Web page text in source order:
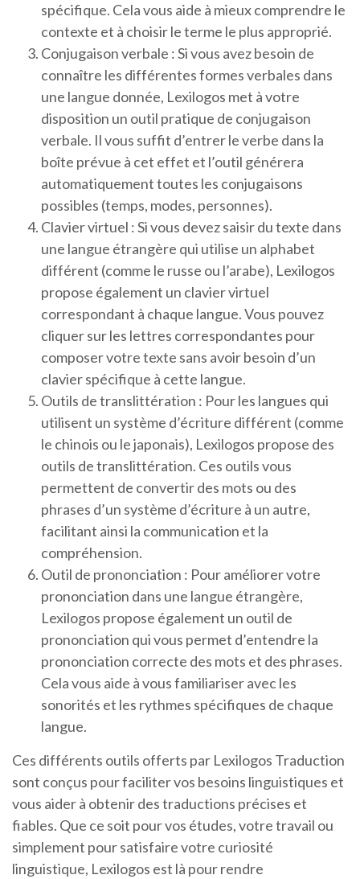
spécifique. Cela vous aide à mieux comprendre le
contexte et à choisir le terme le plus approprié.
Conjugaison verbale : Si vous avez besoin de
connaître les différentes formes verbales dans
une langue donnée, Lexilogos met à votre
disposition un outil pratique de conjugaison
verbale. Il vous suffit d’entrer le verbe dans la
boîte prévue à cet effet et l’outil générera
automatiquement toutes les conjugaisons
possibles (temps, modes, personnes).
Clavier virtuel : Si vous devez saisir du texte dans
une langue étrangère qui utilise un alphabet
différent (comme le russe ou l’arabe), Lexilogos
propose également un clavier virtuel
correspondant à chaque langue. Vous pouvez
cliquer sur les lettres correspondantes pour
composer votre texte sans avoir besoin d’un
clavier spécifique à cette langue.
Outils de translittération : Pour les langues qui
utilisent un système d’écriture différent (comme
le chinois ou le japonais), Lexilogos propose des
outils de translittération. Ces outils vous
permettent de convertir des mots ou des
phrases d’un système d’écriture à un autre,
facilitant ainsi la communication et la
compréhension.
Outil de prononciation : Pour améliorer votre
prononciation dans une langue étrangère,
Lexilogos propose également un outil de
prononciation qui vous permet d’entendre la
prononciation correcte des mots et des phrases.
Cela vous aide à vous familiariser avec les
sonorités et les rythmes spécifiques de chaque
langue.
Ces différents outils offerts par Lexilogos Traduction
sont conçus pour faciliter vos besoins linguistiques et
vous aider à obtenir des traductions précises et
fiables. Que ce soit pour vos études, votre travail ou
simplement pour satisfaire votre curiosité
linguistique, Lexilogos est là pour rendre